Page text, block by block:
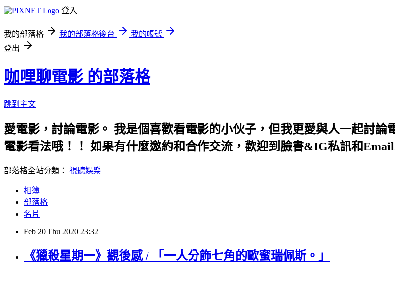
登入
我的部落格 我的部落格後台
我的帳號
登出
咖哩聊電影 的部落格
跳到主文
愛電影，討論電影。 我是個喜歡看電影的小伙子，但我更愛與人一起討
電影看法哦！！ 如果有什麼邀約和合作交流，歡迎到臉書&IG私訊和Email
部落格全站分類： 視聽娛樂
相簿
部落格
名片
Feb 20 Thu 2020 23:32
《獵殺星期一》觀後感 / 「一人分飾七角的歐蜜瑞佩斯。」